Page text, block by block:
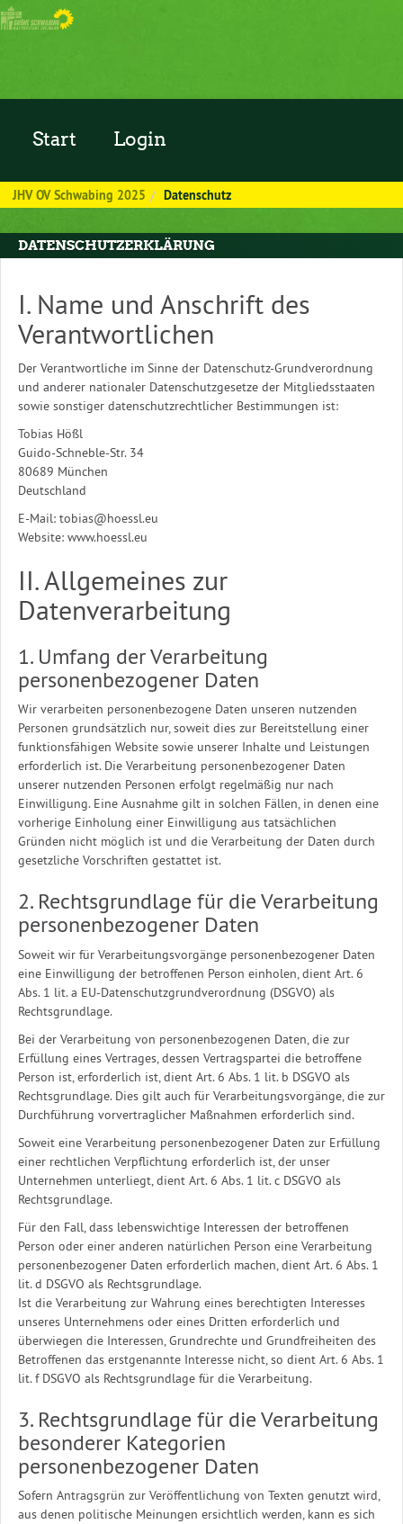
Start Login
JHV OV Schwabing 2025 Datenschutz
DATENSCHUTZERKLÄRUNG
I. Name und Anschrift des
Verantwortlichen
Der Verantwortliche im Sinne der Datenschutz-Grundverordnung
und anderer nationaler Datenschutzgesetze der Mitgliedsstaaten
sowie sonstiger datenschutzrechtlicher Bestimmungen ist:
Tobias Hößl
Guido-Schneble-Str. 34
80689 München
Deutschland
E-Mail: tobias@hoessl.eu
Website: www.hoessl.eu
II. Allgemeines zur
Datenverarbeitung
1. Umfang der Verarbeitung
personenbezogener Daten
Wir verarbeiten personenbezogene Daten unseren nutzenden
Personen grundsätzlich nur, soweit dies zur Bereitstellung einer
funktionsfähigen Website sowie unserer Inhalte und Leistungen
erforderlich ist. Die Verarbeitung personenbezogener Daten
unserer nutzenden Personen erfolgt regelmäßig nur nach
Einwilligung. Eine Ausnahme gilt in solchen Fällen, in denen eine
vorherige Einholung einer Einwilligung aus tatsächlichen
Gründen nicht möglich ist und die Verarbeitung der Daten durch
gesetzliche Vorschriften gestattet ist.
2. Rechtsgrundlage für die Verarbeitung
personenbezogener Daten
Soweit wir für Verarbeitungsvorgänge personenbezogener Daten
eine Einwilligung der betroffenen Person einholen, dient Art. 6
Abs. 1 lit. a EU-Datenschutzgrundverordnung (DSGVO) als
Rechtsgrundlage.
Bei der Verarbeitung von personenbezogenen Daten, die zur
Erfüllung eines Vertrages, dessen Vertragspartei die betroffene
Person ist, erforderlich ist, dient Art. 6 Abs. 1 lit. b DSGVO als
Rechtsgrundlage. Dies gilt auch für Verarbeitungsvorgänge, die zur
Durchführung vorvertraglicher Maßnahmen erforderlich sind.
Soweit eine Verarbeitung personenbezogener Daten zur Erfüllung
einer rechtlichen Verpflichtung erforderlich ist, der unser
Unternehmen unterliegt, dient Art. 6 Abs. 1 lit. c DSGVO als
Rechtsgrundlage.
Für den Fall, dass lebenswichtige Interessen der betroffenen
Person oder einer anderen natürlichen Person eine Verarbeitung
personenbezogener Daten erforderlich machen, dient Art. 6 Abs. 1
lit. d DSGVO als Rechtsgrundlage.
Ist die Verarbeitung zur Wahrung eines berechtigten Interesses
unseres Unternehmens oder eines Dritten erforderlich und
überwiegen die Interessen, Grundrechte und Grundfreiheiten des
Betroffenen das erstgenannte Interesse nicht, so dient Art. 6 Abs. 1
lit. f DSGVO als Rechtsgrundlage für die Verarbeitung.
3. Rechtsgrundlage für die Verarbeitung
besonderer Kategorien
personenbezogener Daten
Sofern Antragsgrün zur Veröffentlichung von Texten genutzt wird,
aus denen politische Meinungen ersichtlich werden, kann es sich